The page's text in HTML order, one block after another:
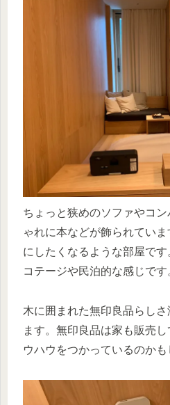
ちょっと狭めのソファやコ
ゃれに本などが飾られてい
にしたくなるような部屋で
コテージや民泊的な感じです
木に囲まれた無印良品らし
ます。無印良品は家も販売
ウハウをつかっているのかも